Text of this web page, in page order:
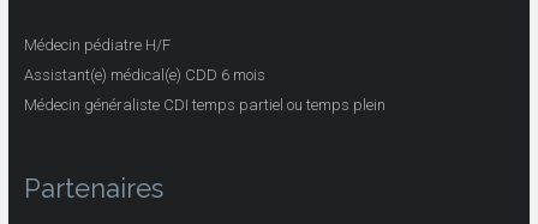
Médecin pédiatre H/F
Assistant(e) médical(e) CDD 6 mois
Médecin généraliste CDI temps partiel ou temps plein
Partenaires